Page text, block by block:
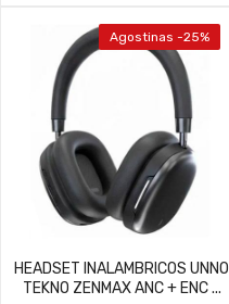
Agostinas -25%
HEADSET INALAMBRICOS UNNO
TEKNO ZENMAX ANC + ENC ...